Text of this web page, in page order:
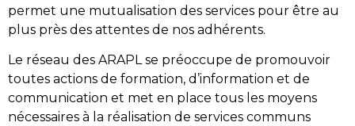
permet une mutualisation des services pour être au
plus près des attentes de nos adhérents.
Le réseau des ARAPL se préoccupe de promouvoir
toutes actions de formation, d’information et de
communication et met en place tous les moyens
nécessaires à la réalisation de services communs